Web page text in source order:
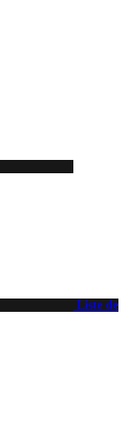
Liste de